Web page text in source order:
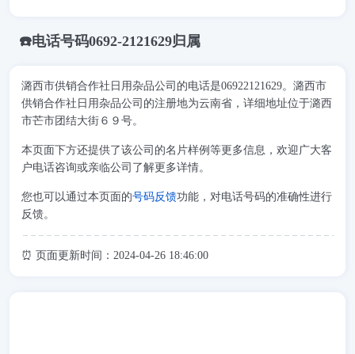
☎️电话号码0692-2121629归属
潞西市供销合作社日用杂品公司的电话是06922121629。潞西市
供销合作社日用杂品公司的注册地为云南省，详细地址位于潞西
市芒市团结大街６９号。
本页面下方还提供了该公司的名片样例等更多信息，欢迎广大客
户电话咨询或亲临公司了解更多详情。
您也可以通过本页面的号码反馈功能，对电话号码的准确性进行
反馈。
⏰ 页面更新时间：2024-04-26 18:46:00